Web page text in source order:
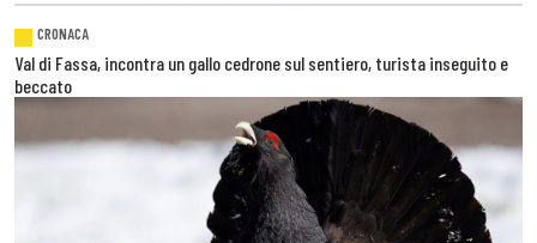
CRONACA
Val di Fassa, incontra un gallo cedrone sul sentiero, turista inseguito e
beccato